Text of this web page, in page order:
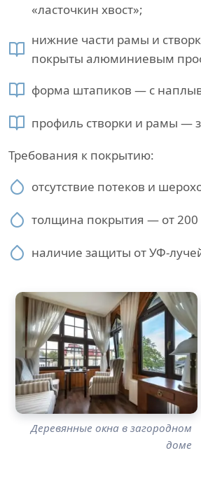
«ласточкин хвост»;
нижние части рамы и
покрыты алюминиевым
форма штапиков — с
профиль створки и рамы —
Требования к покрытию:
отсутствие потеков и
толщина покрытия — от
наличие защиты от УФ-
Деревянные окна в загородном
доме